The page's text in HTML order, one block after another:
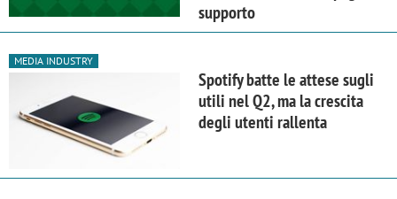
supporto
MEDIA INDUSTRY
Spotify batte le attese sugli
utili nel Q2, ma la crescita
degli utenti rallenta